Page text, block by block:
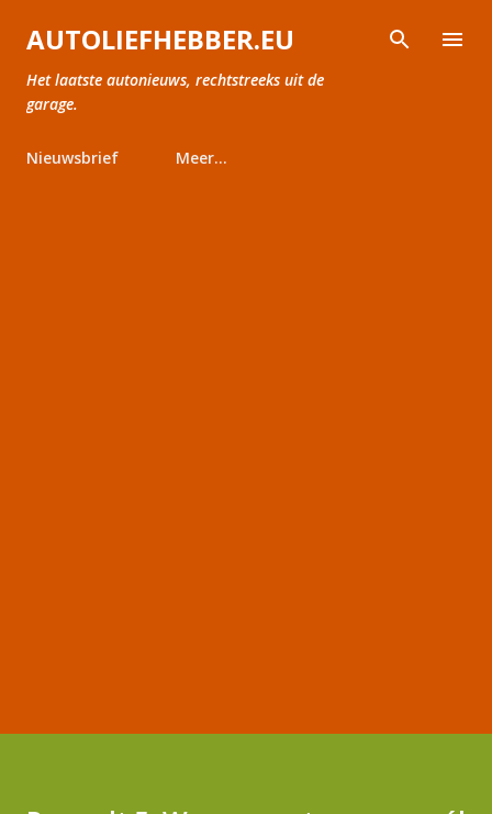
Doorgaan naar hoofdcontent
AUTOLIEFHEBBER.EU
Het laatste autonieuws, rechtstreeks uit de
garage.
Nieuwsbrief Meer…